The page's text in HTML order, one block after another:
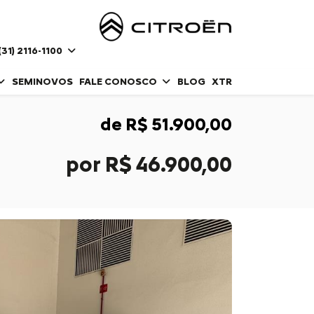
2116-1100
SEMINOVOS FALE CONOSCO BLOG XTR
de R$ 51.900,00
por R$ 46.900,00